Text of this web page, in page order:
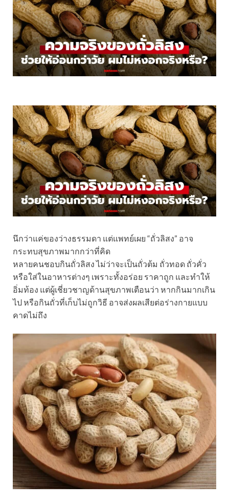
นึกว่าแค่ของว่างธรรมดา แต่แพทย์เผย “ถั่วลิสง” อาจ
กระทบสุขภาพมากกว่าที่คิด
หลายคนชอบกินถั่วลิสง ไม่ว่าจะเป็นถั่วต้ม ถั่วทอด ถั่วคั่ว
หรือใส่ในอาหารต่างๆ เพราะทั้งอร่อย ราคาถูก และทำให้
อิ่มท้อง แต่ผู้เชี่ยวชาญด้านสุขภาพเตือนว่า หากกินมากเกิน
ไป หรือกินถั่วที่เก็บไม่ถูกวิธี อาจส่งผลเสียต่อร่างกายแบบ
คาดไม่ถึง